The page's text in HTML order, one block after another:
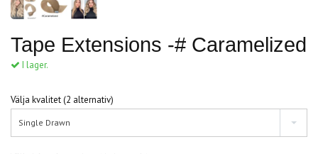
Tape Extensions -# Caramelized
I lager.
Välja kvalitet (2 alternativ)
Single Drawn